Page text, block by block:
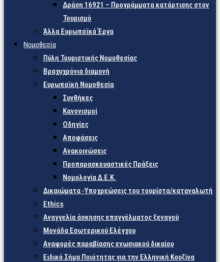
Δράση 16921 – Προγράμματα κατάρτισης στον
Τουρισμό
Άλλα Ευρωπαϊκά Έργα
Νομοθεσία
Πύλη Τουριστικής Νομοθεσίας
Βραχυχρόνια διαμονή
Ευρωπαϊκή Νομοθεσία
Συνθήκες
Κανονισμοί
Οδηγίες
Αποφάσεις
Ανακοινώσεις
Προπαρασκευαστικές Πράξεις
Νομολογία Δ.Ε.Κ.
Δικαιώματα -Υποχρεώσεις του τουρίστα/καταναλωτή
Ethics
Αναγγελία άσκησης επαγγέλματος ξεναγού
Μονάδα Εσωτερικού Ελέγχου
Αναφορές παραβίασης ενωσιακού δικαίου
Ειδικό Σήμα Ποιότητας για την Ελληνική Κουζίνα